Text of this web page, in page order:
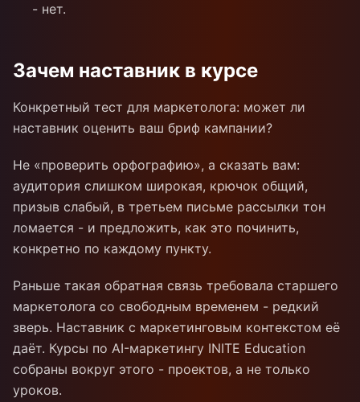
- нет.
Зачем наставник в курсе
Конкретный тест для маркетолога: может ли
наставник оценить ваш бриф кампании?
Не «проверить орфографию», а сказать вам:
аудитория слишком широкая, крючок общий,
призыв слабый, в третьем письме рассылки тон
ломается - и предложить, как это починить,
конкретно по каждому пункту.
Раньше такая обратная связь требовала старшего
маркетолога со свободным временем - редкий
зверь. Наставник с маркетинговым контекстом её
даёт. Курсы по AI-маркетингу INITE Education
собраны вокруг этого - проектов, а не только
уроков.